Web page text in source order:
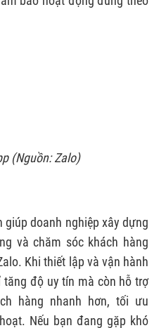
(Nguồn: Zalo)
giúp doanh nghiệp xây dựng
và chăm sóc khách hàng
Khi thiết lập và vận hành
tăng độ uy tín mà còn hỗ trợ
hàng nhanh hơn, tối ưu
Nếu bạn đang gặp khó